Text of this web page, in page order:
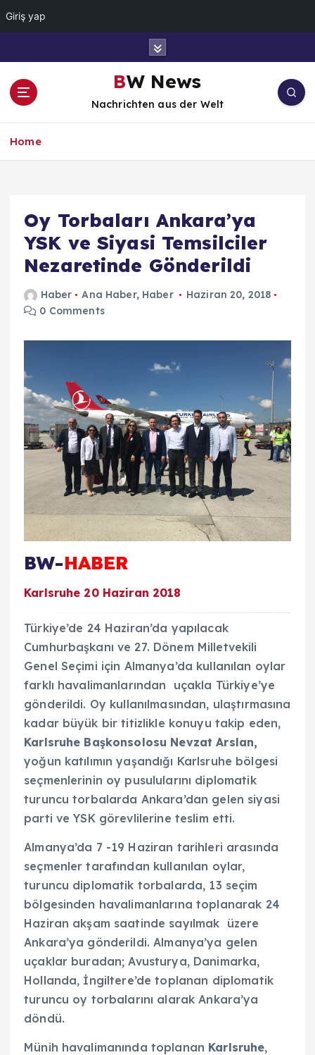
Giriş yap
BW News
Nachrichten aus der Welt
Home
Oy Torbaları Ankara’ya
YSK ve Siyasi Temsilciler
Nezaretinde Gönderildi
Haber Ana Haber, Haber
Haziran 20, 2018
0 Comments
BW-HABER
Karlsruhe 20 Haziran 2018
Türkiye’de 24 Haziran’da yapılacak
Cumhurbaşkanı ve 27. Dönem Milletvekili
Genel Seçimi için Almanya’da kullanılan oylar
farklı havalimanlarından uçakla Türkiye’ye
gönderildi. Oy kullanılmasından, ulaştırmasına
kadar büyük bir titizlikle konuyu takip eden,
Karlsruhe Başkonsolosu Nevzat Arslan,
yoğun katılımın yaşandığı Karlsruhe bölgesi
seçmenlerinin oy pusulularını diplomatik
turuncu torbalarda Ankara’dan gelen siyasi
parti ve YSK görevlilerine teslim etti.
Almanya’da 7 -19 Haziran tarihleri arasında
seçmenler tarafından kullanılan oylar,
turuncu diplomatik torbalarda, 13 seçim
bölgesinden havalimanlarına toplanarak 24
Haziran akşam saatinde sayılmak üzere
Ankara’ya gönderildi. Almanya’ya gelen
uçaklar buradan; Avusturya, Danimarka,
Hollanda, İngiltere’de toplanan diplomatik
turuncu oy torbalarını alarak Ankara’ya
döndü.
Münih havalimanında toplanan Karlsruhe,